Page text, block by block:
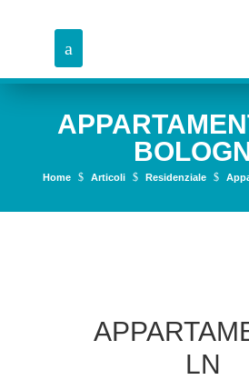
Home $ Articoli $ Residenziale $
LN